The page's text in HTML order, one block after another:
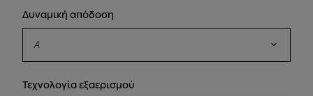
Δυναμική απόδοση
A
Τεχνολογία εξαερισμού